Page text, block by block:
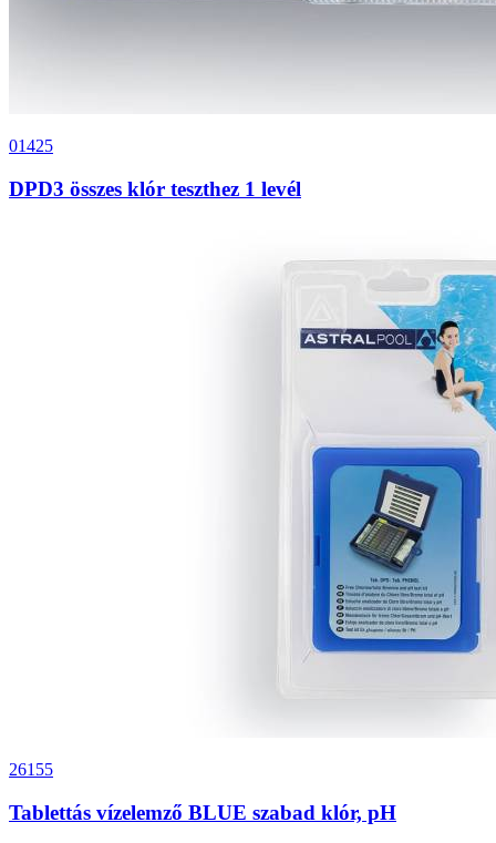
01425
DPD3 összes klór teszthez 1 levél
26155
Tablettás vízelemző BLUE szabad klór, pH